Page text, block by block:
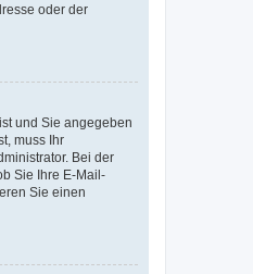
oder der
und Sie angegeben
muss Ihr
Bei der
Sie Ihre E-Mail-
Sie einen